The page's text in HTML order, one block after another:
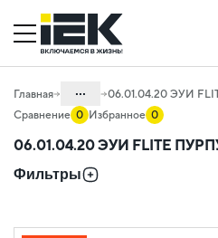
Главная ...
Каталог
06. Изделия
удлинители и силовые
06.01.04.20 ЭУИ
Сравнение 0 Избранное 0
06.01.04.20 ЭУИ FLITE
Фильтры